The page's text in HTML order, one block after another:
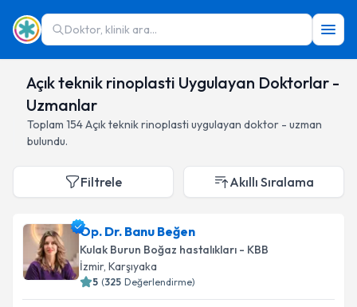
Doktor, klinik ara...
Açık teknik rinoplasti Uygulayan Doktorlar -
Uzmanlar
Toplam 154Açık teknik rinoplasti uygulayan doktor - uzman
bulundu.
Filtrele Akıllı Sıralama
Op. Dr. Banu Beğen
Kulak Burun Boğaz hastalıkları - KBB
İzmir, Karşıyaka
5 (325 Değerlendirme)